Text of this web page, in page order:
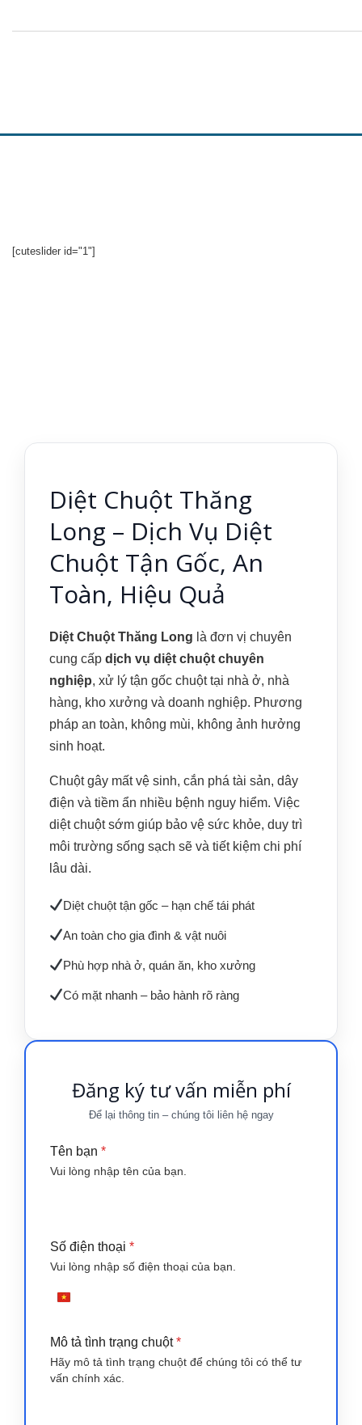
[cuteslider id="1"]
Diệt Chuột Thăng
Long – Dịch Vụ Diệt
Chuột Tận Gốc, An
Toàn, Hiệu Quả
Diệt Chuột Thăng Long là đơn vị chuyên
cung cấp dịch vụ diệt chuột chuyên
nghiệp, xử lý tận gốc chuột tại nhà ở, nhà
hàng, kho xưởng và doanh nghiệp. Phương
pháp an toàn, không mùi, không ảnh hưởng
sinh hoạt.
Chuột gây mất vệ sinh, cắn phá tài sản, dây
điện và tiềm ẩn nhiều bệnh nguy hiểm. Việc
diệt chuột sớm giúp bảo vệ sức khỏe, duy trì
môi trường sống sạch sẽ và tiết kiệm chi phí
lâu dài.
Diệt chuột tận gốc – hạn chế tái phát
An toàn cho gia đình & vật nuôi
Phù hợp nhà ở, quán ăn, kho xưởng
Có mặt nhanh – bảo hành rõ ràng
Đăng ký tư vấn miễn phí
Để lại thông tin – chúng tôi liên hệ ngay
Tên bạn *
Vui lòng nhập tên của bạn.
Số điện thoại *
Vui lòng nhập số điện thoại của bạn.
Vietnam
Mô tả tình trạng chuột*
Hãy mô tả tình trạng chuột để chúng tôi có thể tư
vấn chính xác.